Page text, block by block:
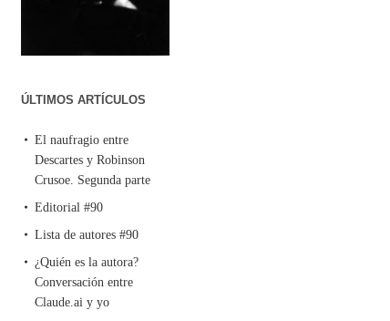
ÚLTIMOS ARTÍCULOS
El naufragio entre
Descartes y Robinson
Crusoe. Segunda parte
Editorial #90
Lista de autores #90
¿Quién es la autora?
Conversación entre
Claude.ai y yo